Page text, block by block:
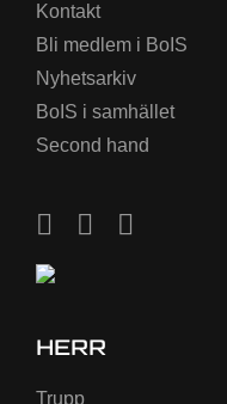
Kontakt
Bli medlem i BoIS
Nyhetsarkiv
BoIS i samhället
Second hand
HERR
Trupp